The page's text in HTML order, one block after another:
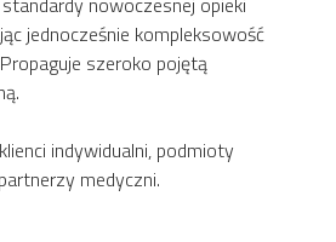
jednocześnie kompleksowość
szeroko pojętą
indywidualni, podmioty
medyczni.